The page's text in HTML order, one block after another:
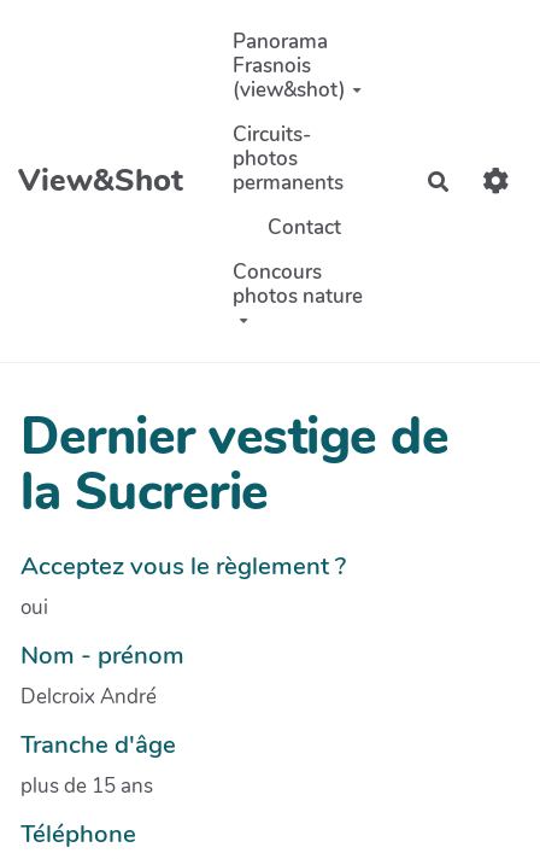
Aller au contenu principal
View&Shot
Panorama
Frasnois
(view&shot)
Circuits-
photos
permanents
Contact
Concours
photos nature
Dernier vestige de
la Sucrerie
Acceptez vous le règlement ?
oui
Nom - prénom
Delcroix André
Tranche d'âge
plus de 15 ans
Téléphone